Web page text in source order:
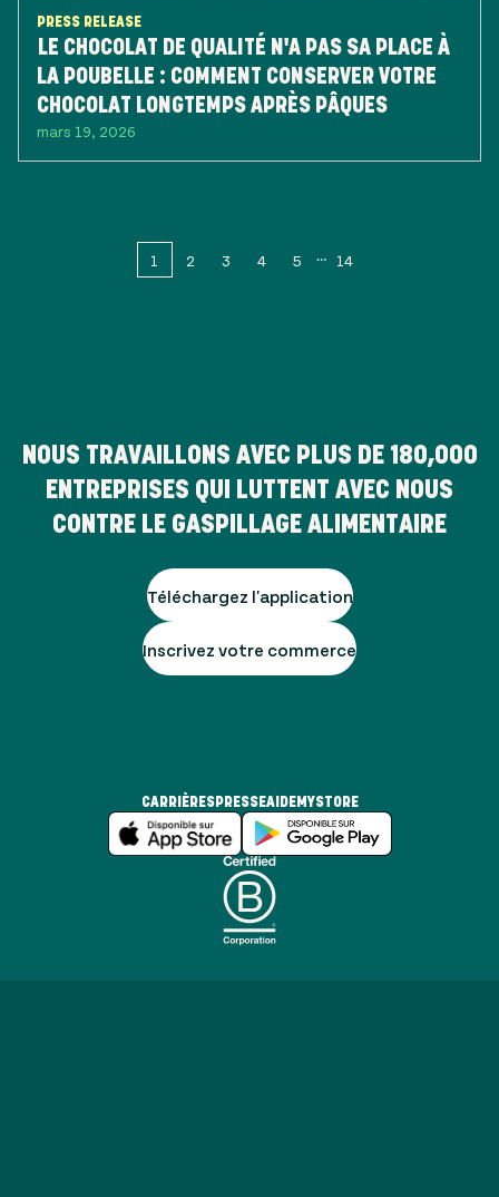
PRESS RELEASE
LE CHOCOLAT DE QUALITÉ N'A PAS SA PLACE À
LA POUBELLE : COMMENT CONSERVER VOTRE
CHOCOLAT LONGTEMPS APRÈS PÂQUES
mars 19, 2026
1 2 3 4 5 14
NOUS TRAVAILLONS AVEC PLUS DE 180,000
ENTREPRISES QUI LUTTENT AVEC NOUS
CONTRE LE GASPILLAGE ALIMENTAIRE
Téléchargez l'application
Inscrivez votre commerce
CARRIÈRESPRESSEAIDEMYSTORE